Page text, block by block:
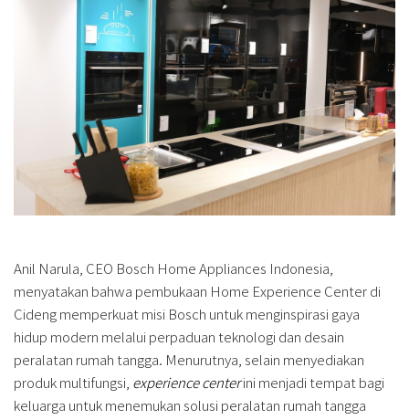
Anil Narula, CEO Bosch Home Appliances Indonesia,
menyatakan bahwa pembukaan Home Experience Center di
Cideng memperkuat misi Bosch untuk menginspirasi gaya
hidup modern melalui perpaduan teknologi dan desain
peralatan rumah tangga. Menurutnya, selain menyediakan
produk multifungsi, experience centerini menjadi tempat bagi
keluarga untuk menemukan solusi peralatan rumah tangga